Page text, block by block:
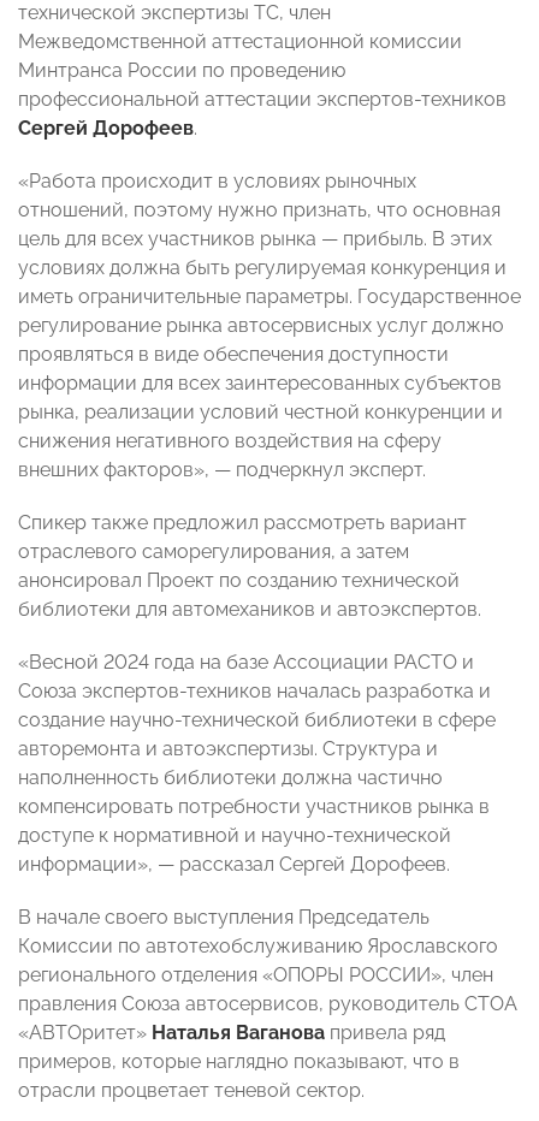
технической экспертизы ТС, член
Межведомственной аттестационной комиссии
Минтранса России по проведению
профессиональной аттестации экспертов-техников
Сергей Дорофеев.
«Работа происходит в условиях рыночных
отношений, поэтому нужно признать, что основная
цель для всех участников рынка — прибыль. В этих
условиях должна быть регулируемая конкуренция и
иметь ограничительные параметры. Государственное
регулирование рынка автосервисных услуг должно
проявляться в виде обеспечения доступности
информации для всех заинтересованных субъектов
рынка, реализации условий честной конкуренции и
снижения негативного воздействия на сферу
внешних факторов», — подчеркнул эксперт.
Спикер также предложил рассмотреть вариант
отраслевого саморегулирования, а затем
анонсировал Проект по созданию технической
библиотеки для автомехаников и автоэкспертов.
«Весной 2024 года на базе Ассоциации РАСТО и
Cоюза экспертов-техников началась разработка и
создание научно-технической библиотеки в сфере
авторемонта и автоэкспертизы. Структура и
наполненность библиотеки должна частично
компенсировать потребности участников рынка в
доступе к нормативной и научно-технической
информации», — рассказал Сергей Дорофеев.
В начале своего выступления Председатель
Комиссии по автотехобслуживанию Ярославского
регионального отделения «ОПОРЫ РОССИИ», член
правления Союза автосервисов, руководитель СТОА
«АВТОритет» Наталья Ваганова привела ряд
примеров, которые наглядно показывают, что в
отрасли процветает теневой сектор.